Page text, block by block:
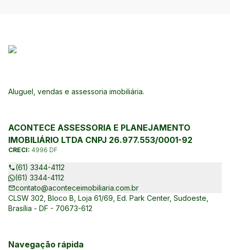
Aluguel, vendas e assessoria imobiliária.
ACONTECE ASSESSORIA E PLANEJAMENTO
IMOBILIÁRIO LTDA CNPJ 26.977.553/0001-92
CRECI: 4996 DF
(61) 3344-4112
(61) 3344-4112
contato@aconteceimobiliaria.com.br
CLSW 302, Bloco B, Loja 61/69, Ed. Park Center, Sudoeste,
Brasília - DF - 70673-612
Navegação rápida